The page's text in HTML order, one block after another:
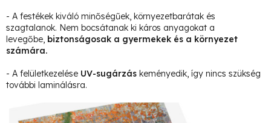
- A festékek kiváló minőségűek, környezetbarátak és
szagtalanok. Nem bocsátanak ki káros anyagokat a
levegőbe, biztonságosak a gyermekek és a környezet
számára.
- A felületkezelése UV-sugárzás keményedik, így nincs szükség
további laminálásra.